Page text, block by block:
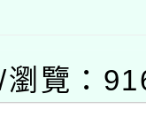
施計畫
與發展
局辦理
範大學
功大學
瀏覽：